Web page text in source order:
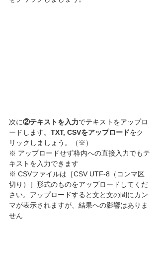
次に②テキストを入力でテキストをアップロ
ードします。 TXT, CSVをアップロードをク
リックしましょう。（※）
※ アップロードせず枠内への直接入力でもテ
キストを入力できます
※ CSVファイルは［CSV UTF-8（コンマ区
切り）］形式のものをアップロードしてくだ
さい。アップロードすると文と文の間にカン
マが表示されますが、結果への影響はありま
せん